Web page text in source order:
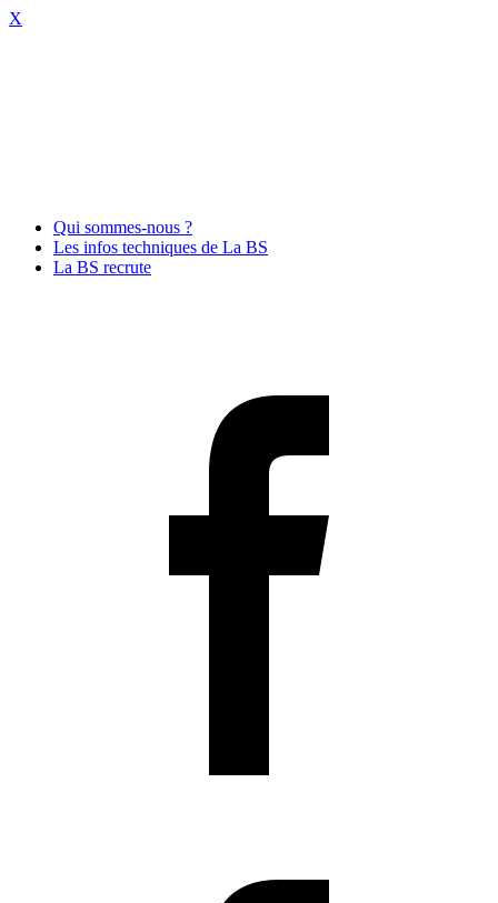
X
Qui sommes-nous ?
Les infos techniques de La BS
La BS recrute